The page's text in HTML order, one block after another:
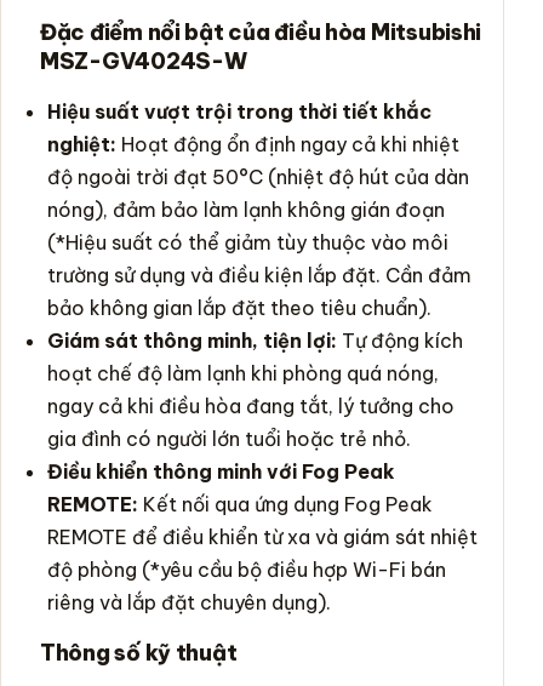
Đặc điểm nổi bật của điều hòa Mitsubishi
MSZ-GV4024S-W
Hiệu suất vượt trội trong thời tiết khắc
nghiệt: Hoạt động ổn định ngay cả khi nhiệt
độ ngoài trời đạt 50°C (nhiệt độ hút của dàn
nóng), đảm bảo làm lạnh không gián đoạn
(*Hiệu suất có thể giảm tùy thuộc vào môi
trường sử dụng và điều kiện lắp đặt. Cần đảm
bảo không gian lắp đặt theo tiêu chuẩn).
Giám sát thông minh, tiện lợi: Tự động kích
hoạt chế độ làm lạnh khi phòng quá nóng,
ngay cả khi điều hòa đang tắt, lý tưởng cho
gia đình có người lớn tuổi hoặc trẻ nhỏ.
Điều khiển thông minh với Fog Peak
REMOTE: Kết nối qua ứng dụng Fog Peak
REMOTE để điều khiển từ xa và giám sát nhiệt
độ phòng (*yêu cầu bộ điều hợp Wi-Fi bán
riêng và lắp đặt chuyên dụng).
Thông số kỹ thuật